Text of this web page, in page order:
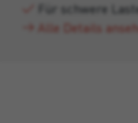
Für schwere
Alle Details